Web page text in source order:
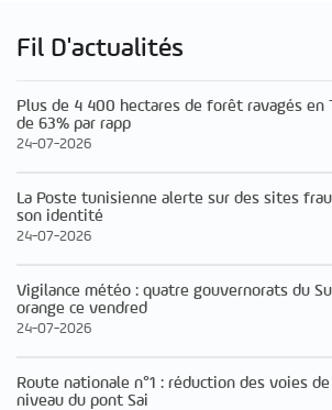
Fil D'actualités
Plus de 4 400 hectares de forêt ravagés en
de 63% par rapp
24-07-2026
La Poste tunisienne alerte sur des sites
son identité
24-07-2026
Vigilance météo : quatre gouvernorats du
orange ce vendred
24-07-2026
Route nationale n°1 : réduction des voies
niveau du pont Sai